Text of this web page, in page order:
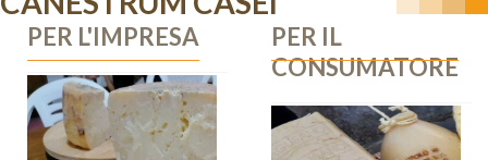
PER L'IMPRESA
PER IL
CONSUMATORE